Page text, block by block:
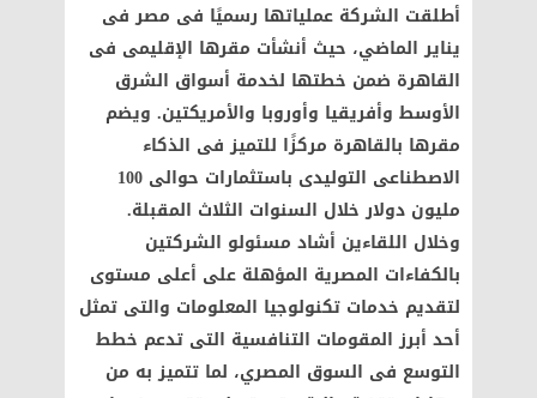
أطلقت الشركة عملياتها رسميًا فى مصر فى
يناير الماضي، حيث أنشأت مقرها الإقليمى فى
القاهرة ضمن خطتها لخدمة أسواق الشرق
الأوسط وأفريقيا وأوروبا والأمريكتين. ويضم
مقرها بالقاهرة مركزًا للتميز فى الذكاء
الاصطناعى التوليدى باستثمارات حوالى 100
مليون دولار خلال السنوات الثلاث المقبلة.
وخلال اللقاءين أشاد مسئولو الشركتين
بالكفاءات المصرية المؤهلة على أعلى مستوى
لتقديم خدمات تكنولوجيا المعلومات والتى تمثل
أحد أبرز المقومات التنافسية التى تدعم خطط
التوسع فى السوق المصري، لما تتميز به من